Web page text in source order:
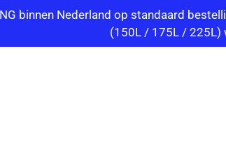
binnen Nederland op standaard
(150L / 175L / 225L)